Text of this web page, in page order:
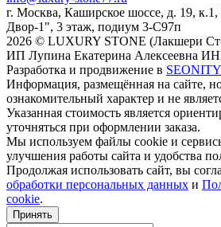
г. Москва, Каширское шоссе, д. 19,
Двор-1", 3 этаж, подиум 3-С97п
2026 © LUXURY STONE (Лакшери
ИП Лупина Екатерина Алексеевна
Разработка и продвижение в SEONITY
Информация, размещённая на сайте,
ознакомительный характер и не
Указанная стоимость является
уточняться при оформлении заказа.
Мы используем файлы cookie и
улучшения работы сайта и удобства
Продолжая использовать сайт, вы
обработки персональных данных и
cookie.
Принять